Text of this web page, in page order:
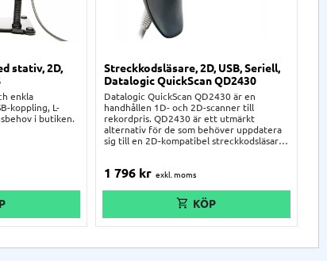
stativ, 2D,
enkla
koppling, L-
i butiken.
Streckkodsläsare, 2D, USB, Seriell,
Datalogic QuickScan QD2430
Datalogic QuickScan QD2430 är en
handhållen 1D- och 2D-scanner till
rekordpris. QD2430 är ett utmärkt
alternativ för de som behöver uppdatera
sig till en 2D-kompatibel streckkodsläsare
med stor tillförlitlighet.
1 796 kr